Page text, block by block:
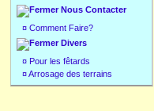
Nous Contacter
¤ Comment Faire?
Divers
¤ Pour les fêtards
¤Arrosage des terrains